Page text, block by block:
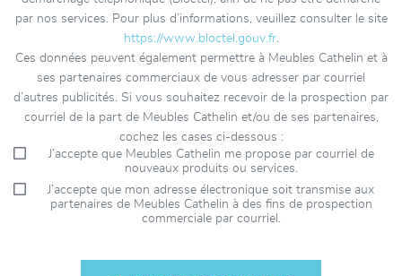
par nos services. Pour plus d’informations, veuillez consulter le site
https://www.bloctel.gouv.fr.
Ces données peuvent également permettre à Meubles Cathelin et à
ses partenaires commerciaux de vous adresser par courriel
d’autres publicités. Si vous souhaitez recevoir de la prospection par
courriel de la part de Meubles Cathelin et/ou de ses partenaires,
cochez les cases ci-dessous :
J’accepte que Meubles Cathelin me propose par courriel de
nouveaux produits ou services.
J’accepte que mon adresse électronique soit transmise aux
partenaires de Meubles Cathelin à des fins de prospection
commerciale par courriel.